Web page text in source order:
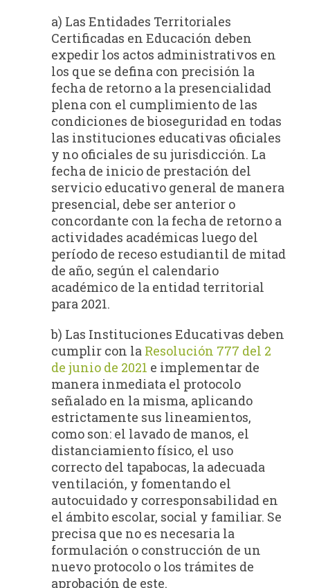
a) Las Entidades Territoriales
Certificadas en Educación deben
expedir los actos administrativos en
los que se defina con precisión la
fecha de retorno a la presencialidad
plena con el cumplimiento de las
condiciones de bioseguridad en todas
las instituciones educativas oficiales
y no oficiales de su jurisdicción. La
fecha de inicio de prestación del
servicio educativo general de manera
presencial, debe ser anterior o
concordante con la fecha de retorno a
actividades académicas luego del
período de receso estudiantil de mitad
de año, según el calendario
académico de la entidad territorial
para 2021.
b) Las Instituciones Educativas deben
cumplir con la Resolución 777 del 2
de junio de 2021 e implementar de
manera inmediata el protocolo
señalado en la misma, aplicando
estrictamente sus lineamientos,
como son: el lavado de manos, el
distanciamiento físico, el uso
correcto del tapabocas, la adecuada
ventilación, y fomentando el
autocuidado y corresponsabilidad en
el ámbito escolar, social y familiar. Se
precisa que no es necesaria la
formulación o construcción de un
nuevo protocolo o los trámites de
aprobación de este.